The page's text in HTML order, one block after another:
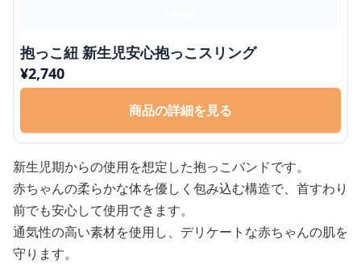
抱っこ紐 新生児安心抱っこスリング
¥2,740
商品の詳細を見る
新生児期からの使用を想定した抱っこバンドです。
赤ちゃんの柔らかな体を優しく包み込む構造で、首すわり
前でも安心して使用できます。
通気性の高い素材を使用し、デリケートな赤ちゃんの肌を
守ります。